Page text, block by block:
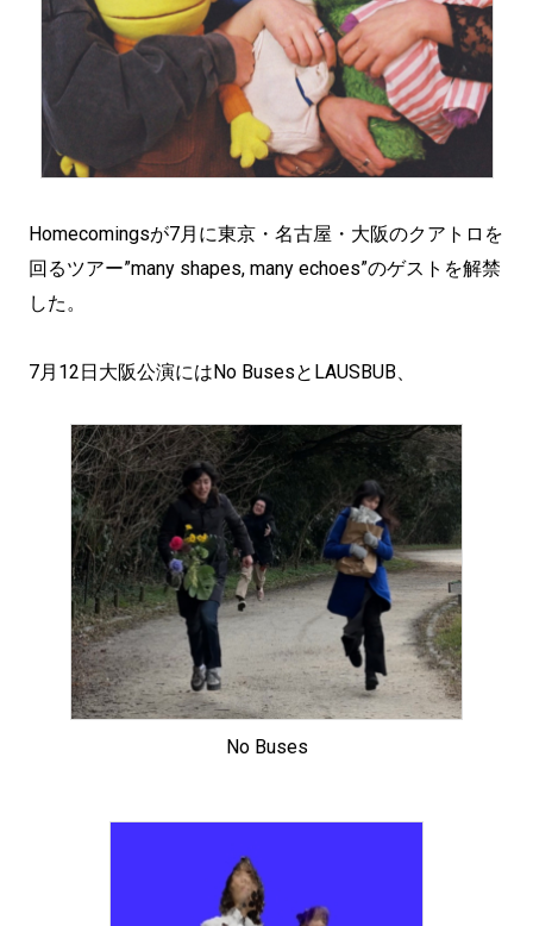
Homecomingsが7月に東京・名古屋・大阪のクアトロを
回るツアー”many shapes, many echoes”のゲストを解禁
した。
7月12日大阪公演にはNo BusesとLAUSBUB、
No Buses